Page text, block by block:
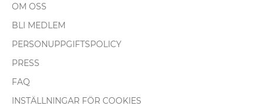
OM OSS
BLI MEDLEM
PERSONUPPGIFTSPOLICY
PRESS
FAQ
INSTÄLLNINGAR FÖR COOKIES